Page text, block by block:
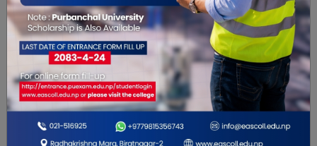
आधुनिकता सँगसँगै पछिल्लो समय भने यसमा खाइने
परिकारमा परिवर्तन आउँदै गएको छ । माछा मासु,
मिठाइलगायतका परिकारको प्रयोग बढ्दो छ । सामान्यतया
दर मध्यरात १२ बजेअघि खाने चलन बसिसकेको छ ।
भोलिपल्ट दिनभर पानीसम्म पनि नखाई व्रतबस्नुपर्ने
भएकाले दर खाने दिन राति अबेरसम्म बसेर पेटभरि खाने
प्रचलन बसेको हो ।